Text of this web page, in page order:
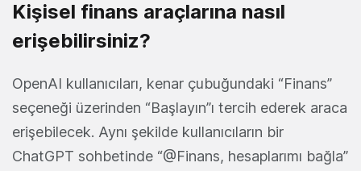
Kişisel finans araçlarına nasıl
erişebilirsiniz?
OpenAI kullanıcıları, kenar çubuğundaki “Finans”
seçeneği üzerinden “Başlayın”ı tercih ederek araca
erişebilecek. Aynı şekilde kullanıcıların bir
ChatGPT sohbetinde “@Finans, hesaplarımı bağla”